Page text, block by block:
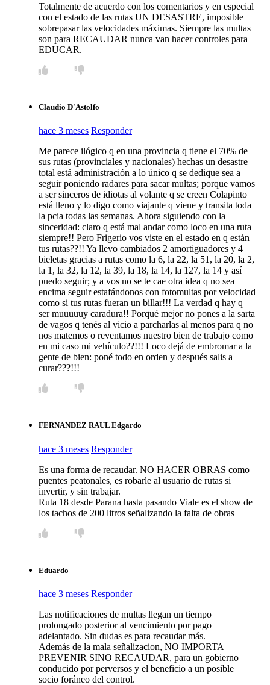
Totalmente de acuerdo con los comentarios y en especial
con el estado de las rutas UN DESASTRE, imposible
sobrepasar las velocidades máximas. Siempre las multas
son para RECAUDAR nunca van hacer controles para
EDUCAR.
Claudio D'Astolfo
hace 3 meses Responder
Me parece ilógico q en una provincia q tiene el 70% de
sus rutas (provinciales y nacionales) hechas un desastre
total está administración a lo único q se dedique sea a
seguir poniendo radares para sacar multas; porque vamos
a ser sinceros de idiotas al volante q se creen Colapinto
está lleno y lo digo como viajante q viene y transita toda
la pcia todas las semanas. Ahora siguiendo con la
sinceridad: claro q está mal andar como loco en una ruta
siempre!! Pero Frigerio vos viste en el estado en q están
tus rutas??!! Ya llevo cambiados 2 amortiguadores y 4
bieletas gracias a rutas como la 6, la 22, la 51, la 20, la 2,
la 1, la 32, la 12, la 39, la 18, la 14, la 127, la 14 y así
puedo seguir; y a vos no se te cae otra idea q no sea
encima seguir estafándonos con fotomultas por velocidad
como si tus rutas fueran un billar!!! La verdad q hay q
ser muuuuuy caradura!! Porqué mejor no pones a la sarta
de vagos q tenés al vicio a parcharlas al menos para q no
nos matemos o reventamos nuestro bien de trabajo como
en mi caso mi vehículo??!!! Loco dejá de embromar a la
gente de bien: poné todo en orden y después salis a
curar???!!!
FERNANDEZ RAUL Edgardo
hace 3 meses Responder
Es una forma de recaudar. NO HACER OBRAS como
puentes peatonales, es robarle al usuario de rutas si
invertir, y sin trabajar.
Ruta 18 desde Parana hasta pasando Viale es el show de
los tachos de 200 litros señalizando la falta de obras
Eduardo
hace 3 meses Responder
Las notificaciones de multas llegan un tiempo
prolongado posterior al vencimiento por pago
adelantado. Sin dudas es para recaudar más.
Además de la mala señalizacion, NO IMPORTA
PREVENIR SINO RECAUDAR, para un gobierno
conducido por perversos y el beneficio a un posible
socio foráneo del control.